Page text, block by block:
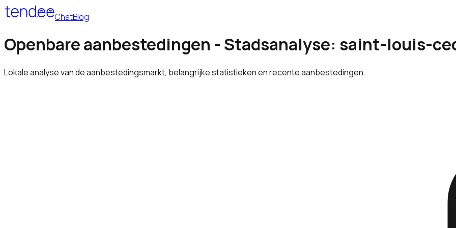
ChatBlog
Openbare aanbestedingen - Stadsanalyse: saint-louis-
Lokale analyse van de aanbestedingsmarkt, belangrijke statistieken en recente aanbestedingen.